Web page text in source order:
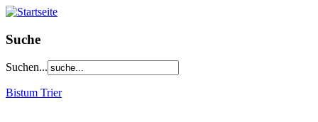
Suche
Suchen...
Bistum Trier